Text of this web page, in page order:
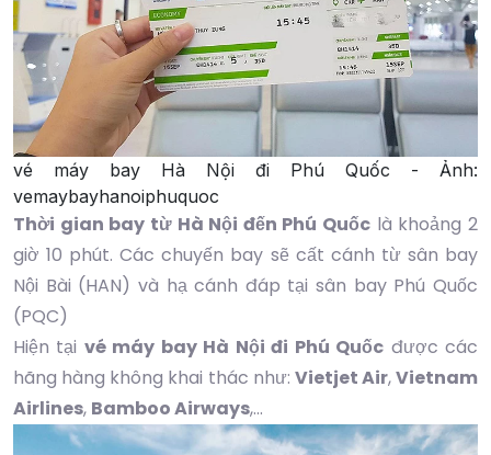
vé máy bay Hà Nội đi Phú Quốc - Ảnh:
vemaybayhanoiphuquoc
Thời gian bay từ Hà Nội đến Phú Quốc là khoảng 2
giờ 10 phút. Các chuyến bay sẽ cất cánh từ sân bay
Nội Bài (HAN) và hạ cánh đáp tại sân bay Phú Quốc
(PQC)
Hiện tại vé máy bay Hà Nội đi Phú Quốc được các
hãng hàng không khai thác như: Vietjet Air,Vietnam
Airlines, Bamboo Airways,...